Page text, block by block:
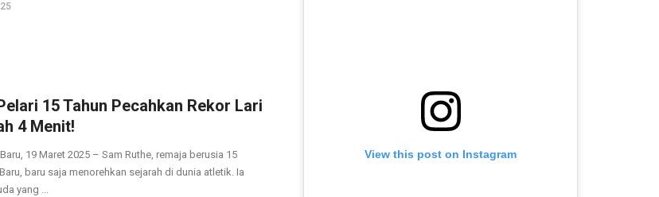
15 Tahun Pecahkan Rekor Lari
4 Menit!
19 Maret 2025 – Sam Ruthe, remaja berusia 15
baru saja menorehkan sejarah di dunia atletik. Ia
yang ...
View this post on Instagram